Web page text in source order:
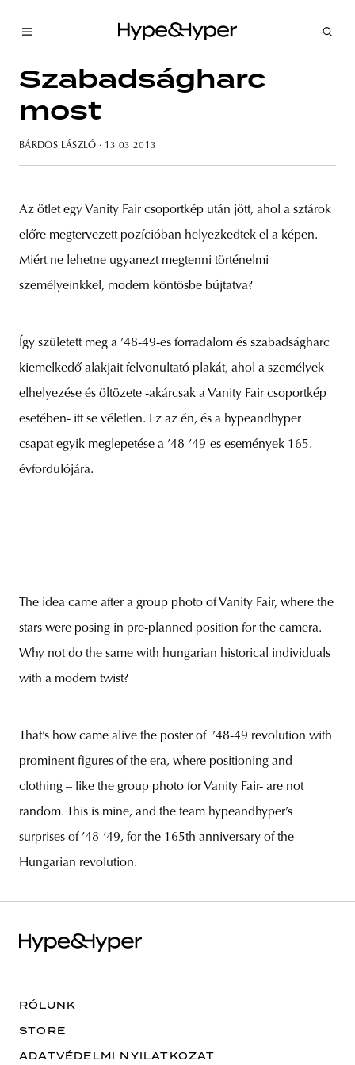
budapest poland branding
Szabadságharc
most
BÁRDOS LÁSZLÓ · 13 03 2013
Az ötlet egy Vanity Fair csoportkép után jött, ahol a sztárok
előre megtervezett pozícióban helyezkedtek el a képen.
Miért ne lehetne ugyanezt megtenni történelmi
személyeinkkel, modern köntösbe bújtatva?
Így született meg a ’48-49-es forradalom és szabadságharc
kiemelkedő alakjait felvonultató plakát, ahol a személyek
elhelyezése és öltözete -akárcsak a Vanity Fair csoportkép
esetében- itt se véletlen. Ez az én, és a hypeandhyper
csapat egyik meglepetése a ’48-’49-es események 165.
évfordulójára.
The idea came after a group photo of Vanity Fair, where the
stars were posing in pre-planned position for the camera.
Why not do the same with hungarian historical individuals
with a modern twist?
That’s how came alive the poster of ’48-49 revolution with
prominent figures of the era, where positioning and
clothing – like the group photo for Vanity Fair- are not
random. This is mine, and the team hypeandhyper’s
surprises of ’48-’49, for the 165th anniversary of the
Hungarian revolution.
RÓLUNK
STORE
ADATVÉDELMI NYILATKOZAT